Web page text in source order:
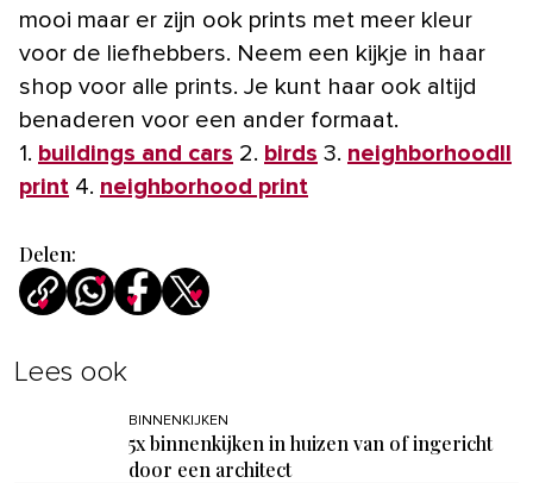
mooi maar er zijn ook prints met meer kleur
voor de liefhebbers. Neem een kijkje in haar
shop voor alle prints. Je kunt haar ook altijd
benaderen voor een ander formaat.
1. buildings and cars 2. birds 3. neighborhoodII
print 4. neighborhood print
Delen:
Lees ook
BINNENKIJKEN
5x binnenkijken in huizen van of ingericht
door een architect